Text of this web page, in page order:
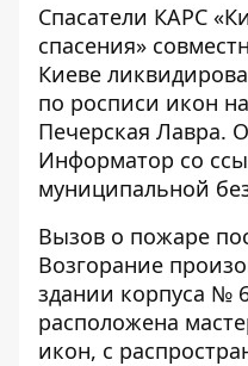
Спасатели КАРС
спасения»
Киеве
по росписи икон
Печерская Лавра.
Информатор со
муниципальной
Вызов о пожаре
Возгорание
здании корпуса №
расположена
икон, с